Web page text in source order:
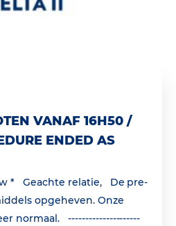
VANAF 16H50 /
ENDED AS
* Geachte relatie, De pre-
opgeheven. Onze
normaal. ---------------------